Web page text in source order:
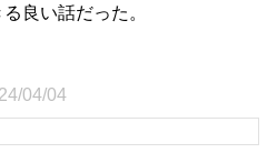
良い話だった。
04/04